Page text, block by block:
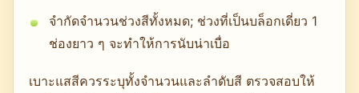
จำกัดจำนวนช่วงสีทั้งหมด; ช่วงที่เป็นบล็อกเดี่ยว 1
ช่องยาว ๆ จะทำให้การนับน่าเบื่อ
เบาะแสสีควรระบุทั้งจำนวนและลำดับสี ตรวจสอบให้